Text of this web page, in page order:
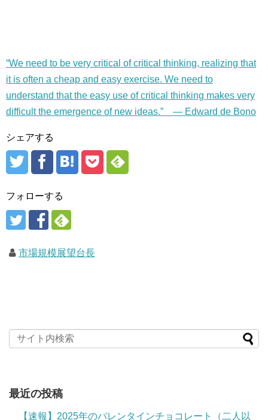
“We need to be very critical of critical thinking, realizing that
it is often a cheap and easy exercise. We need to
understand that the easy use of critical thinking makes very
difficult the emergence of new ideas.” — Edward de Bono
シェアする
フォローする
市場規模展望台長
最近の投稿
【速報】2025年のバレンタインチョコレート（二人以